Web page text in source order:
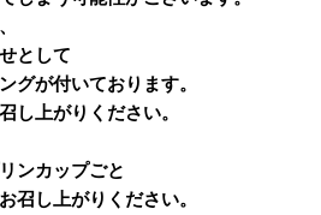
として
グが付いております。
し上がりください。
ンカップごと
召し上がりください。